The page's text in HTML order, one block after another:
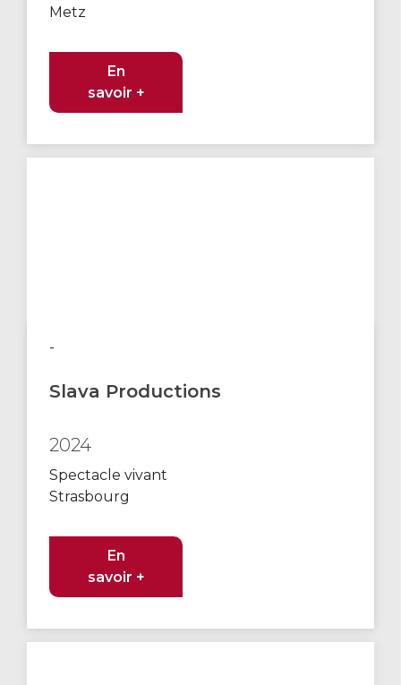
Metz
En
savoir +
-
Slava Productions
2024
Spectacle vivant
Strasbourg
En
savoir +